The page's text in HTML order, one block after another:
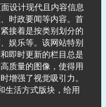
设计现代且内容信息
时政要闻等内容。首
接着是按类别划分的
娱乐等。该网站特别
即时更新的栏目总是
质量的图像，使得用
增强了视觉吸引力。
生活方式版块，给用